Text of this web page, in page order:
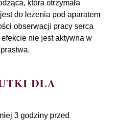
która otrzymała
do leżenia pod aparatem
obserwacji pracy serca
nie jest aktywna w
DLA
3 godziny przed